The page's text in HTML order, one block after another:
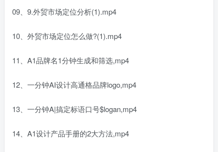
09、9.外贸市场定位分析(1).mp4
10、外贸市场定位怎么做?(1).mp4
11、A1品牌名1分钟生成和筛选,mp4
12、一分钟AI设计高通格品牌logo,mp4
13、一分钟A|搞定标语口号$logan,mp4
14、A1设计产品手册的2大方法,mp4